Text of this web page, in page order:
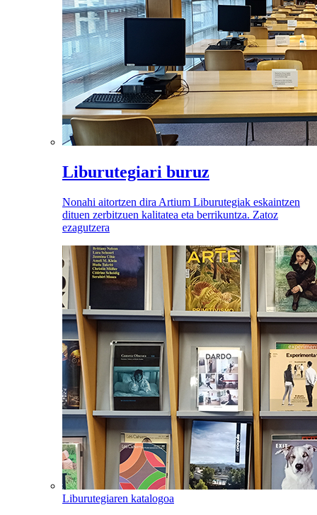
Liburutegiari buruz
Nonahi aitortzen dira Artium Liburutegiak eskaintzen
dituen zerbitzuen kalitatea eta berrikuntza. Zatoz
ezagutzera
Liburutegiaren katalogoa